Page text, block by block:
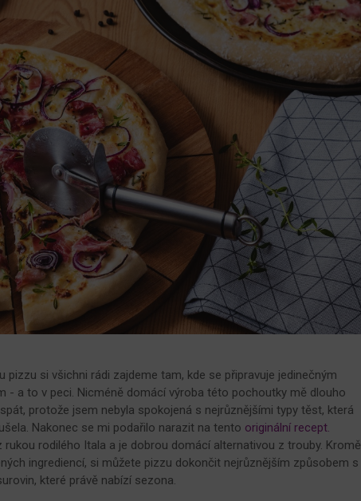
pizzu si všichni rádi zajdeme tam, kde se připravuje jedinečným
- a to v peci. Nicméně domácí výroba této pochoutky mě dlouho
protože jsem nebyla spokojená s nejrůznějšími typy těst, která
Nakonec se mi podařilo narazit na tento originální recept.
rukou rodilého Itala a je dobrou domácí alternativou z trouby. Kromě
ingrediencí, si můžete pizzu dokončit nejrůznějším způsobem s
které právě nabízí sezona.